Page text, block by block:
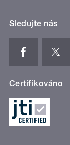
Sledujte nás
Certifikováno